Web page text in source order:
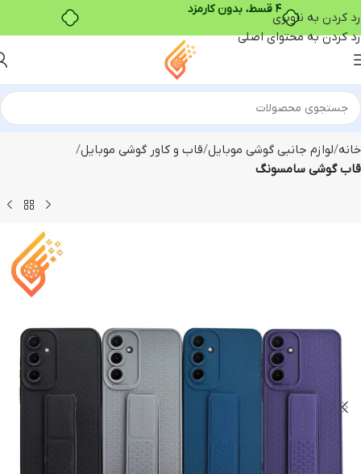
۴ قسط، بدون کارمزد
رد کردن به ناوبری
رد کردن به محتوای اصلی
خانه لوازم جانبی گوشی موبایل قاب و کاور گوشی موبایل
قاب گوشی سامسونگ